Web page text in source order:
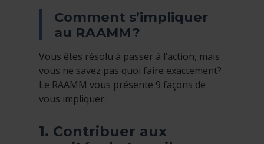
Comment s’impliquer
au RAAMM ?
Vous êtes résolu à passer à l’action, mais
vous ne savez pas quoi faire exactement?
Le RAAMM vous présente 9 façons de
vous impliquer.
1. Contribuer aux